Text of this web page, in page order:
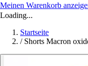
Meinen Warenkorb
Loading...
Startseite
/ Shorts Macron